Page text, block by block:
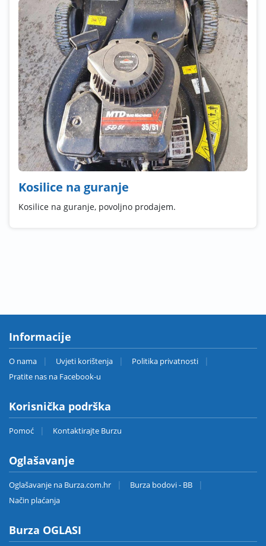
Kosilice na guranje
Kosilice na guranje, povoljno prodajem.
Informacije
O nama Uvjeti korištenja
Politika privatnosti
Pratite nas na Facebook-u
Korisnička podrška
Pomoć Kontaktirajte Burzu
Oglašavanje
Oglašavanje na Burza.com.hr
Burza bodovi - BB
Način plaćanja
Burza OGLASI